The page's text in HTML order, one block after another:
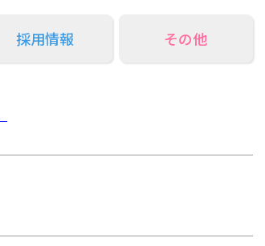
採用情報 その他